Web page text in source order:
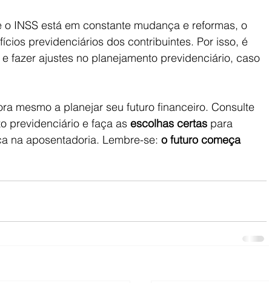
INSS está em constante mudança e reformas, o
previdenciários dos contribuintes. Por isso, é
fazer ajustes no planejamento previdenciário, caso
mesmo a planejar seu futuro financeiro. Consulte
previdenciário e faça as escolhas certas para
na aposentadoria. Lembre-se: o futuro começa